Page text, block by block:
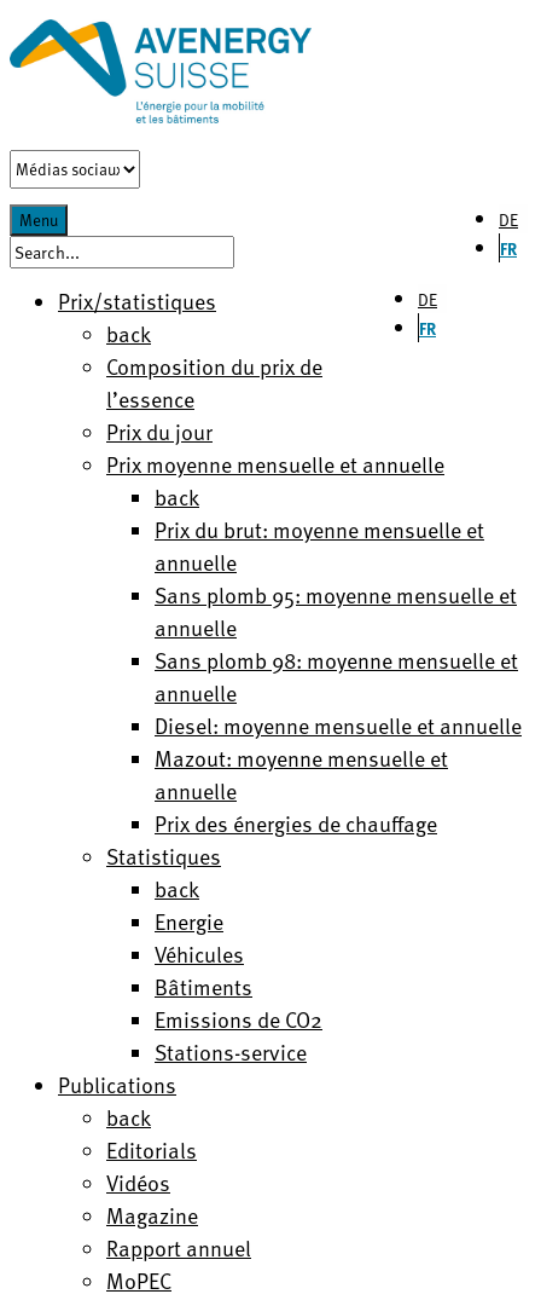
DE
FR
Menu
DE
FR
Prix/statistiques
back
Composition du prix de
l’essence
Prix du jour
Prix moyenne mensuelle et annuelle
back
Prix du brut: moyenne mensuelle et
annuelle
Sans plomb 95: moyenne mensuelle et
annuelle
Sans plomb 98: moyenne mensuelle et
annuelle
Diesel: moyenne mensuelle et annuelle
Mazout: moyenne mensuelle et
annuelle
Prix des énergies de chauffage
Statistiques
back
Energie
Véhicules
Bâtiments
Emissions de CO2
Stations-service
Publications
back
Editorials
Vidéos
Magazine
Rapport annuel
MoPEC